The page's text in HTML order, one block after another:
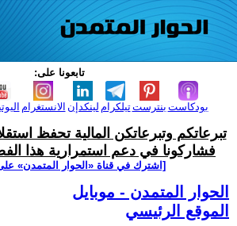
تابعونا على:
الانستغرام لينكدإن تيلكرامبنترست بودكاست
تبرعاتكم وتبرعاتكن المالية تحفظ
فشاركونا في دعم استمرارية هذا
[اشترك في قناة ‫«الحوار المتمدن»
الحوار المتمدن - موبايل
الموقع الرئيسي